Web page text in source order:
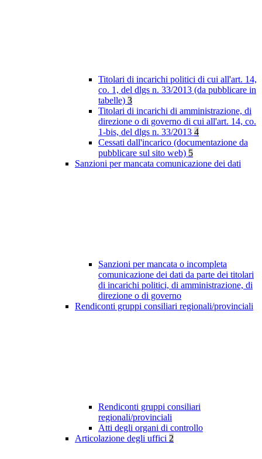
Titolari di incarichi politici di cui all'art. 14,
co. 1, del dlgs n. 33/2013 (da pubblicare in
tabelle) 3
Titolari di incarichi di amministrazione, di
direzione o di governo di cui all'art. 14, co.
1-bis, del dlgs n. 33/2013 4
Cessati dall'incarico (documentazione da
pubblicare sul sito web) 5
Sanzioni per mancata comunicazione dei dati
Sanzioni per mancata o incompleta
comunicazione dei dati da parte dei titolari
di incarichi politici, di amministrazione, di
direzione o di governo
Rendiconti gruppi consiliari regionali/provinciali
Rendiconti gruppi consiliari
regionali/provinciali
Atti degli organi di controllo
Articolazione degli uffici 2